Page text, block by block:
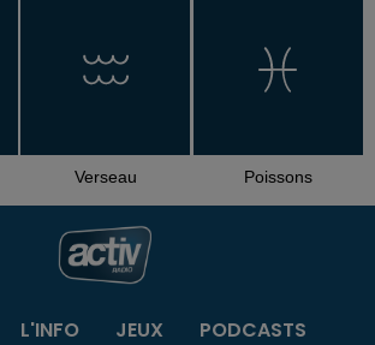
Verseau Poissons
L'INFO JEUX
PODCASTS